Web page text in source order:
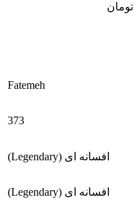
تومان
Fatemeh
373
افسانه ای (Legendary)
افسانه ای (Legendary)